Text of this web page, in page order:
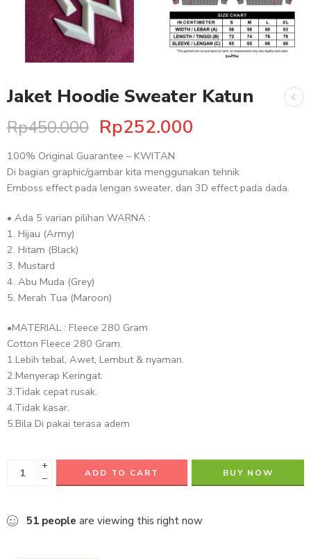
Jaket Hoodie Sweater Katun
Rp450.000 Rp252.000
100% Original Guarantee – KWITAN
Di bagian graphic/gambar kita menggunakan tehnik
Emboss effect pada lengan sweater, dan 3D effect pada dada.
• Ada 5 varian pilihan WARNA :
1. Hijau (Army)
2. Hitam (Black)
3. Mustard
4. Abu Muda (Grey)
5. Merah Tua (Maroon)
•MATERIAL : Fleece 280 Gram
Cotton Fleece 280 Gram.
1.Lebih tebal, Awet, Lembut & nyaman.
2.Menyerap Keringat.
3.Tidak cepat rusak.
4.Tidak kasar.
5.Bila Di pakai terasa adem
+
−
ADD TO CART BUY NOW
51 people are viewing this right now